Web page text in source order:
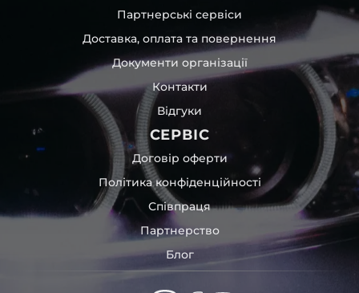
Партнерські сервіси
Доставка, оплата та повернення
Документи організації
Контакти
Відгуки
СЕРВІС
Договір оферти
Політика конфіденційності
Співпраця
Партнерство
Блог